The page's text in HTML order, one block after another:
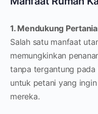
1. Mendukung
Salah satu manfaat
memungkinkan
tanpa tergantung pada
untuk petani yang
mereka.